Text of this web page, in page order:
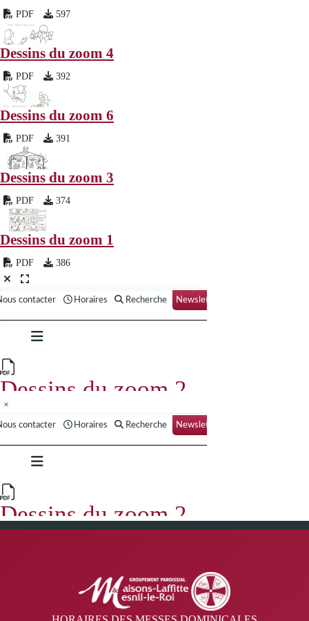
PDF 597
Dessins du zoom 4
PDF 392
Dessins du zoom 6
PDF 391
Dessins du zoom 3
PDF 374
Dessins du zoom 1
PDF 386
×